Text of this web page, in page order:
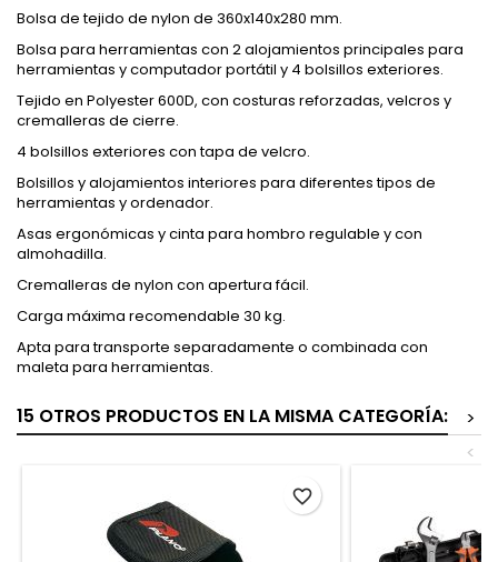
Bolsa de tejido de nylon de 360x140x280 mm.
Bolsa para herramientas con 2 alojamientos principales para
herramientas y computador portátil y 4 bolsillos exteriores.
Tejido en Polyester 600D, con costuras reforzadas, velcros y
cremalleras de cierre.
4 bolsillos exteriores con tapa de velcro.
Bolsillos y alojamientos interiores para diferentes tipos de
herramientas y ordenador.
Asas ergonómicas y cinta para hombro regulable y con
almohadilla.
Cremalleras de nylon con apertura fácil.
Carga máxima recomendable 30 kg.
Apta para transporte separadamente o combinada con
maleta para herramientas.
15 OTROS PRODUCTOS EN LA MISMA CATEGORÍA:
>
<
favorite_border